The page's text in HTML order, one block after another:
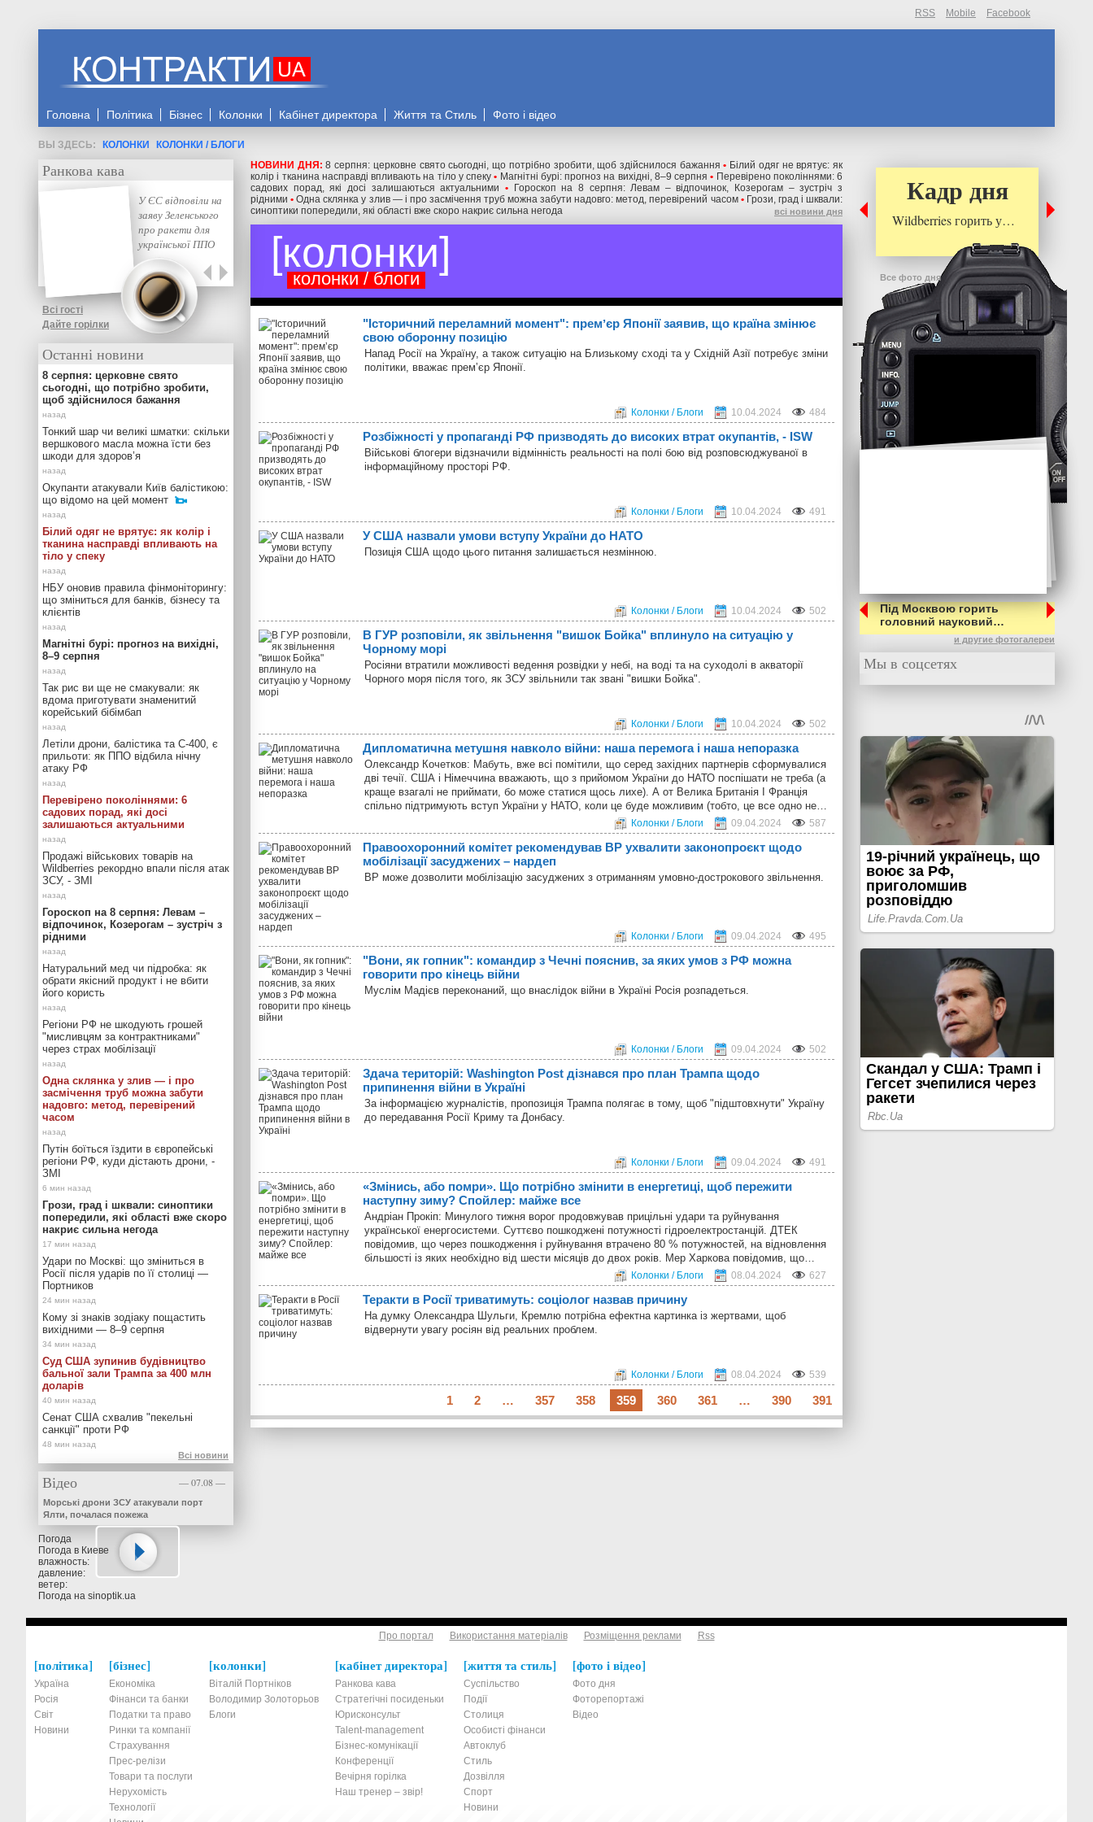
RSS Mobile Facebook
Головна Політика Бізнес Колонки Кабінет директора Життя та Стиль Фото і відео
КОЛОНКИ
КОЛОНКИ / БЛОГИ
НОВИНИ ДНЯ:8 серпня: церковне свято сьогодні, що потрібно зробити, щоб здійснилося бажання • Білий одяг не врятує: як
колір і тканина насправді впливають на тіло у спеку • Магнітні бурі: прогноз на вихідні, 8–9 серпня • Перевірено поколіннями: 6
садових порад, які досі залишаються актуальними •
Гороскоп на 8 серпня: Левам – відпочинок, Козерогам – зустріч з
рідними • Одна склянка у злив — і про засмічення труб можна забути надовго: метод, перевірений часом • Грози, град і шквали:
синоптики попередили, які області вже скоро накриє сильна негода
всі новини дня
колонки
колонки / блоги
"Історичний переламний момент": премʼєр Японії заявив, що країна змінює
свою оборонну позицію
Напад Росії на Україну, а також ситуацію на Близькому сході та у Східній Азії потребує зміни
політики, вважає премʼєр Японії.
Колонки / Блоги 10.04.2024 484
Розбіжності у пропаганді РФ призводять до високих втрат окупантів, - ISW
Військові блогери відзначили відмінність реальності на полі бою від розповсюджуваної в
інформаційному просторі РФ.
Колонки / Блоги 10.04.2024 491
У США назвали умови вступу України до НАТО
Позиція США щодо цього питання залишається незмінною.
Колонки / Блоги 10.04.2024 502
В ГУР розповіли, як звільнення "вишок Бойка" вплинуло на ситуацію у
Чорному морі
Росіяни втратили можливості ведення розвідки у небі, на воді та на суходолі в акваторії
Чорного моря після того, як ЗСУ звільнили так звані "вишки Бойка".
Колонки / Блоги 10.04.2024 502
Дипломатична метушня навколо війни: наша перемога і наша непоразка
Олександр Кочетков: Мабуть, вже всі помітили, що серед західних партнерів сформувалися
дві течії. США і Німеччина вважають, що з прийомом України до НАТО поспішати не треба (а
краще взагалі не приймати, бо може статися щось лихе). А от Велика Британія І Франція
спільно підтримують вступ України у НАТО, коли це буде можливим (тобто, це все одно не…
Колонки / Блоги 09.04.2024 587
Правоохоронний комітет рекомендував ВР ухвалити законопроєкт щодо
мобілізації засуджених – нардеп
ВР може дозволити мобілізацію засуджених з отриманням умовно-дострокового звільнення.
Колонки / Блоги 09.04.2024 495
"Вони, як гопник": командир з Чечні пояснив, за яких умов з РФ можна
говорити про кінець війни
Муслім Мадієв переконаний, що внаслідок війни в Україні Росія розпадеться.
Колонки / Блоги 09.04.2024 502
Здача територій: Washington Post дізнався про план Трампа щодо
припинення війни в Україні
За інформацією журналістів, пропозиція Трампа полягає в тому, щоб "підштовхнути" Україну
до передавання Росії Криму та Донбасу.
Колонки / Блоги 09.04.2024 491
«Змінись, або помри». Що потрібно змінити в енергетиці, щоб пережити
наступну зиму? Спойлер: майже все
Андріан Прокіп: Минулого тижня ворог продовжував прицільні удари та руйнування
української енергосистеми. Суттєво пошкоджені потужності гідроелектростанцій. ДТЕК
повідомив, що через пошкодження і руйнування втрачено 80 % потужностей, на відновлення
більшості із яких необхідно від шести місяців до двох років. Мер Харкова повідомив, що…
Колонки / Блоги 08.04.2024 627
Теракти в Росії триватимуть: соціолог назвав причину
На думку Олександра Шульги, Кремлю потрібна ефектна картинка із жертвами, щоб
відвернути увагу росіян від реальних проблем.
Колонки / Блоги 08.04.2024 539
1 2 … 357 358 359 360 361 … 390 391
Ранкова кава
У ЄС відповіли на
заяву Зеленського
про ракети для
української ППО
Всі гості
Дайте горілки
Останні новини
8 серпня: церковне свято
сьогодні, що потрібно зробити,
щоб здійснилося бажання
Тонкий шар чи великі шматки: скільки
вершкового масла можна їсти без
шкоди для здоров’я
Окупанти атакували Київ балістикою:
що відомо на цей момент
Білий одяг не врятує: як колір і
тканина насправді впливають на
тіло у спеку
НБУ оновив правила фінмоніторингу:
що зміниться для банків, бізнесу та
клієнтів
Магнітні бурі: прогноз на вихідні,
8–9 серпня
Так рис ви ще не смакували: як
вдома приготувати знаменитий
корейський бібімбап
Летіли дрони, балістика та С-400, є
прильоти: як ППО відбила нічну
атаку РФ
Перевірено поколіннями: 6
садових порад, які досі
залишаються актуальними
Продажі військових товарів на
Wildberries рекордно впали після атак
ЗСУ, - ЗМІ
Гороскоп на 8 серпня: Левам –
відпочинок, Козерогам – зустріч з
рідними
Натуральний мед чи підробка: як
обрати якісний продукт і не вбити
його користь
Регіони РФ не шкодують грошей
"мисливцям за контрактниками"
через страх мобілізації
Одна склянка у злив — і про
засмічення труб можна забути
надовго: метод, перевірений
часом
Путін боїться їздити в європейські
регіони РФ, куди дістають дрони, -
ЗМІ
Грози, град і шквали: синоптики
попередили, які області вже скоро
накриє сильна негода
Удари по Москві: що зміниться в
Росії після ударів по її столиці —
Портников
Кому зі знаків зодіаку пощастить
вихідними — 8–9 серпня
Суд США зупинив будівництво
бальної зали Трампа за 400 млн
доларів
Сенат США схвалив "пекельні
санкції" проти РФ
Всі новини
Відео — 07.08 —
Морські дрони ЗСУ атакували порт
Ялти, почалася пожежа
Погода
Погода в Киеве
влажность:
давление:
ветер:
Погода на sinoptik.ua
Кадр дня
Wildberries горить у…
Все фото дня
Під Москвою горить
головний науковий…
и другие фотогалереи
Мы в соцсетях
Про портал Використання матеріалів Розміщення реклами Rss
політика
Україна
Росія
Світ
Новини
бізнес
Економіка
Фінанси та банки
Податки та право
Ринки та компанії
Страхування
Прес-релізи
Товари та послуги
Нерухомість
Технології
колонки
Віталій Портніков
Володимир Золоторьов
Блоги
кабінет директора
Ранкова кава
Стратегічні посиденьки
Юрисконсульт
Talent-management
Бізнес-комунікації
Конференції
Вечірня горілка
Наш тренер – звір!
життя та стиль
Суспільство
Події
Столиця
Особисті фінанси
Автоклуб
Стиль
Дозвілля
Спорт
Новини
фото і відео
Фото дня
Фоторепортажі
Відео